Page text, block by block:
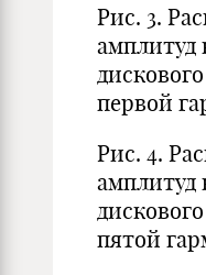
Рис. 3.
амплитуд
первой
Рис. 4.
амплитуд
пятой